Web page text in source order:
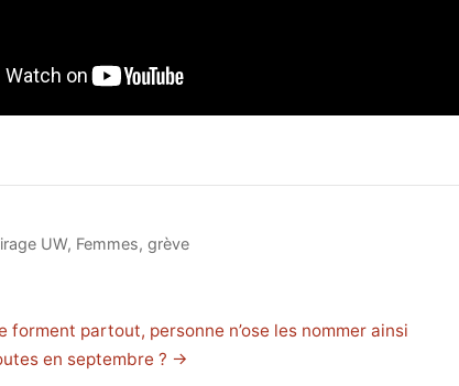
UW, Femmes, grève
forment partout, personne n’ose les nommer ainsi
en septembre ? →